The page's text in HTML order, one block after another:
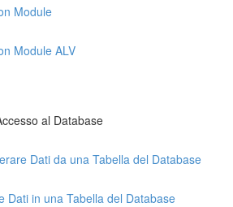
Module
Module ALV
al Database
Dati da una Tabella del Database
Dati in una Tabella del Database